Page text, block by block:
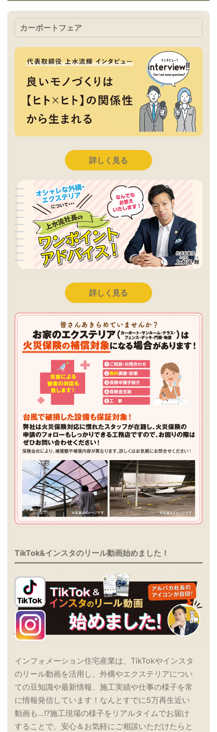
カーポートフェア
詳しく見る
詳しく見る
TikTok&インスタのリール動画始めました！
インフォメーション住宅産業は、TikTokやインスタ
のリール動画を活用し、外構やエクステリアについ
ての豆知識や最新情報、施工実績や仕事の様子を常
に情報発信しています！なんとすでに5万再生近い
動画も…!?施工現場の様子をリアルタイムでお届け
することで、安心＆お気軽にご相談いただけたらと